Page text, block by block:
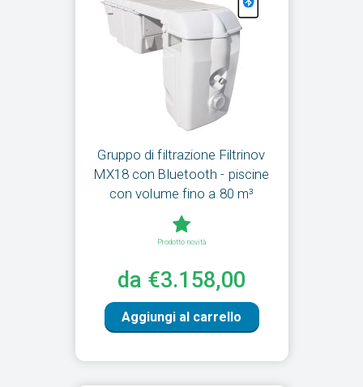
Gruppo di filtrazione Filtrinov
MX18 con Bluetooth - piscine
con volume fino a 80 m³
Prodotto novità
da €3.158,00
Aggiungi al carrello